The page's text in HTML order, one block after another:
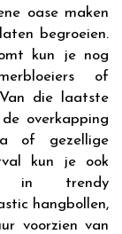
oase maken
begroeien.
kun je nog
of
die laatste
overkapping
of gezellige
kun je ook
in trendy
hangbollen,
voorzien van